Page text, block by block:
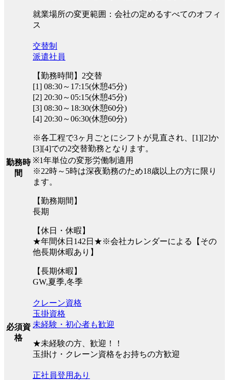
就業場所の変更範囲：会社の定めるすべてのオフィ
ス
勤務時
間
交替制
派遣社員
【勤務時間】2交替
[1] 08:30～17:15(休憩45分)
[2] 20:30～05:15(休憩45分)
[3] 08:30～18:30(休憩60分)
[4] 20:30～06:30(休憩60分)
※各工程で3ヶ月ごとにシフトが見直され、[1][2]か
[3][4]での2交替勤務となります。
※1年単位の変形労働制適用
※22時～5時は深夜勤務のため18歳以上の方に限り
ます。
【勤務期間】
長期
【休日・休暇】
★年間休日142日★※会社カレンダーによる【その
他長期休暇あり】
【長期休暇】
GW,夏季,冬季
必須資
格
クレーン資格
玉掛資格
未経験・初心者も歓迎
★未経験の方、歓迎！！
玉掛け・クレーン資格をお持ちの方歓迎
正社員登用あり